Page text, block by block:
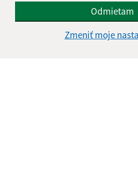
Odmietam
Zmeniť moje
Autorské práva
Ochrana osobných
Navigácia: